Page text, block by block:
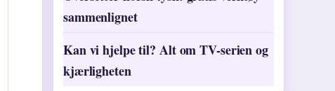
sammenlignet
Kan vi hjelpe til? Alt om TV-serien og
kjærligheten